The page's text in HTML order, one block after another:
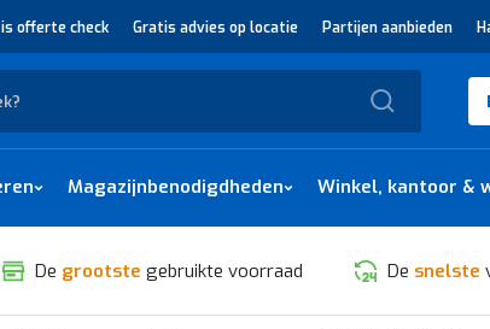
offerte check Gratis advies op locatie Partijen aanbieden
Magazijnbenodigdheden Winkel, kantoor &
De grootste gebruikte voorraad De snelste